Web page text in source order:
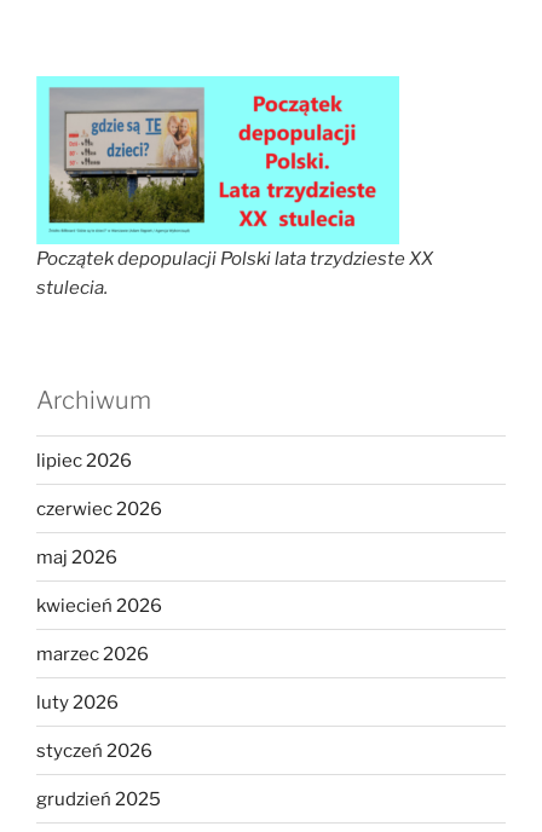
Początek depopulacji Polski lata trzydzieste XX
stulecia.
Archiwum
lipiec 2026
czerwiec 2026
maj 2026
kwiecień 2026
marzec 2026
luty 2026
styczeń 2026
grudzień 2025